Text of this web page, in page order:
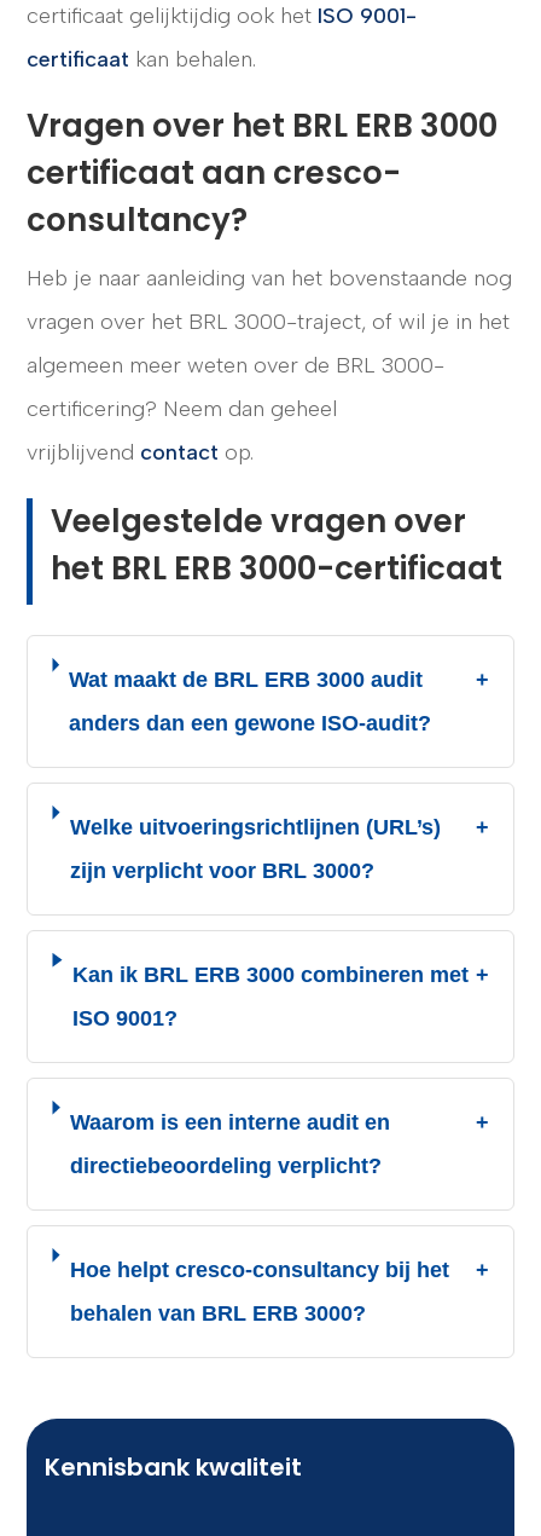
certificaat gelijktijdig ook het ISO 9001-
certificaat kan behalen.
Vragen over het BRL ERB 3000
certificaat aan cresco-
consultancy?
Heb je naar aanleiding van het bovenstaande nog
vragen over het BRL 3000-traject, of wil je in het
algemeen meer weten over de BRL 3000-
certificering? Neem dan geheel
vrijblijvend contact op.
Veelgestelde vragen over
het BRL ERB 3000-certificaat
Wat maakt de BRL ERB 3000 audit
anders dan een gewone ISO-audit?
+
Welke uitvoeringsrichtlijnen (URL’s)
zijn verplicht voor BRL 3000?
+
Kan ik BRL ERB 3000 combineren met
ISO 9001?
+
Waarom is een interne audit en
directiebeoordeling verplicht?
+
Hoe helpt cresco-consultancy bij het
behalen van BRL ERB 3000?
+
Kennisbank kwaliteit